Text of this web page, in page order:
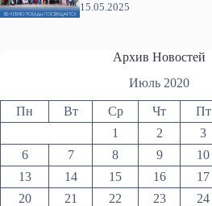
15.05.2025
Архив Новостей
Июль 2020
Пн Вт Ср Чт Пт
1
2 3
6
7 8 9 10
13
14 15 16 17
20
21 22 23 24